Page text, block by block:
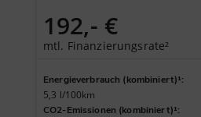
192,- €
mtl. Finanzierungsrate²
Energieverbrauch (kombiniert)¹:
5,3 l/100km
CO2-Emissionen (kombiniert)¹: